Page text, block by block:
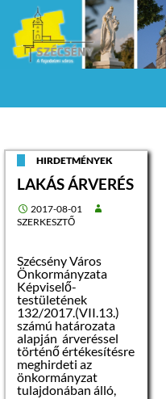
HIRDETMÉNYEK
LAKÁS ÁRVERÉS
2017-08-01
SZERKESZTŐ
Szécsény Város
Önkormányzata
Képviselő-
testületének
132/2017.(VII.13.)
számú határozata
alapján árveréssel
történő értékesítésre
meghirdeti az
önkormányzat
tulajdonában álló,
Bejegyzések
navigációja